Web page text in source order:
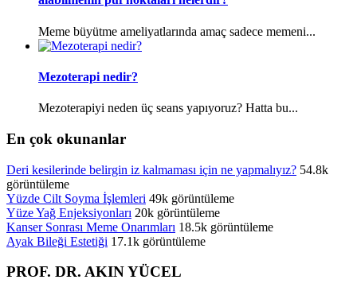
Meme büyütme ameliyatlarında amaç sadece memeni...
Mezoterapi nedir?
Mezoterapiyi neden üç seans yapıyoruz? Hatta bu...
En çok okunanlar
Deri kesilerinde belirgin iz kalmaması için ne yapmalıyız? 54.8k
görüntüleme
Yüzde Cilt Soyma İşlemleri 49k görüntüleme
Yüze Yağ Enjeksiyonları 20k görüntüleme
Kanser Sonrası Meme Onarımları 18.5k görüntüleme
Ayak Bileği Estetiği 17.1k görüntüleme
PROF. DR. AKIN YÜCEL